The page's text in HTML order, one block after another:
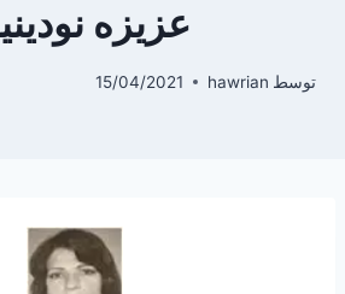
عزیزه
توسط hawrian
15/04/2021